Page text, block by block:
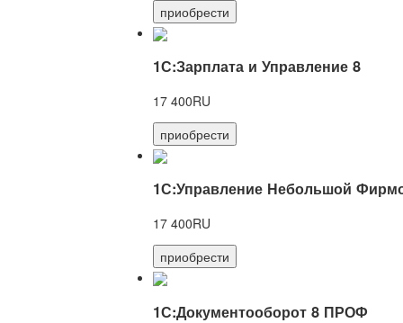
приобрести
1С:Зарплата и Управление 8
17 400RU
приобрести
1С:Управление Небольшой
17 400RU
приобрести
1С:Документооборот 8 ПРОФ